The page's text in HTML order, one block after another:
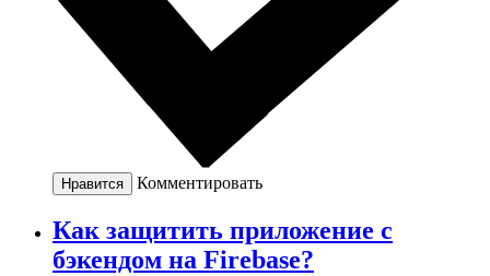
Нравится Комментировать
Как защитить приложение с
бэкендом на Firebase?